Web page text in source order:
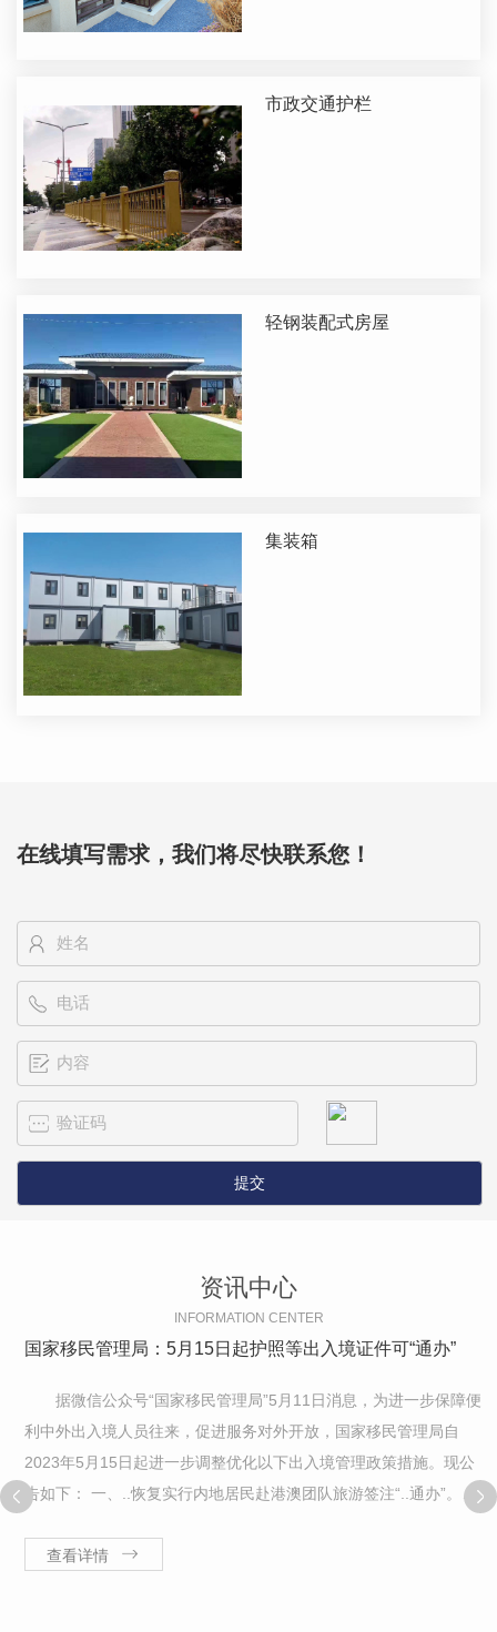
市政交通护栏
轻钢装配式房屋
集装箱
在线填写需求，我们将尽快联系您！
资讯中心
INFORMATION CENTER
国家移民管理局：5月15日起护照等出入境证件可“通办”
据微信公众号“国家移民管理局”5月11日消息，为进一步保障便
利中外出入境人员往来，促进服务对外开放，国家移民管理局自
2023年5月15日起进一步调整优化以下出入境管理政策措施。现公
告如下： 一、..恢复实行内地居民赴港澳团队旅游签注“..通办”。内
查看详情